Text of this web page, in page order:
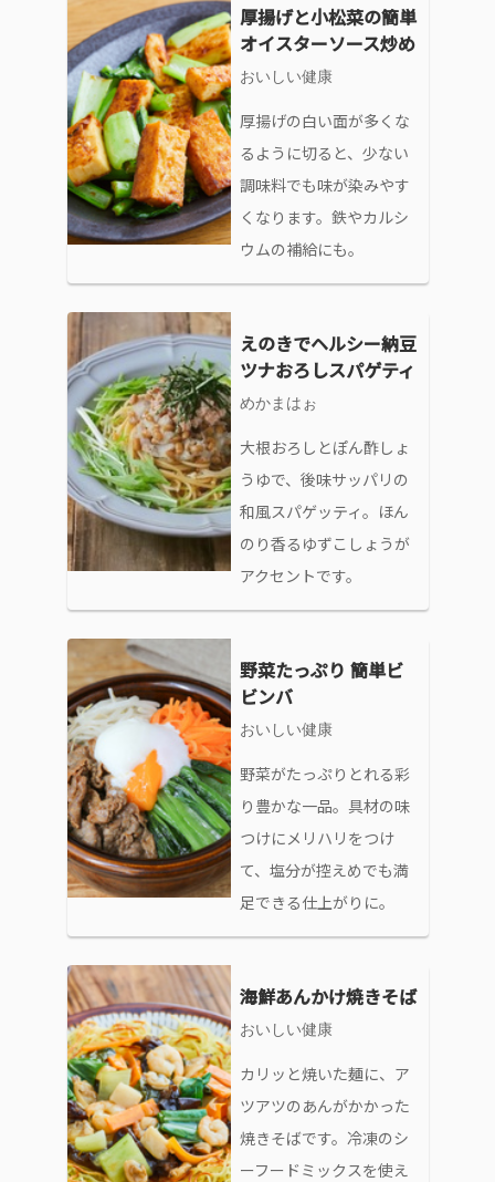
厚揚げと小松菜の簡単
オイスターソース炒め
おいしい健康
厚揚げの白い面が多くな
るように切ると、少ない
調味料でも味が染みやす
くなります。鉄やカルシ
ウムの補給にも。
えのきでヘルシー納豆
ツナおろしスパゲティ
めかまはぉ
大根おろしとぽん酢しょ
うゆで、後味サッパリの
和風スパゲッティ。ほん
のり香るゆずこしょうが
アクセントです。
野菜たっぷり 簡単ビ
ビンバ
おいしい健康
野菜がたっぷりとれる彩
り豊かな一品。具材の味
つけにメリハリをつけ
て、塩分が控えめでも満
足できる仕上がりに。
海鮮あんかけ焼きそば
おいしい健康
カリッと焼いた麺に、ア
ツアツのあんがかかった
焼きそばです。冷凍のシ
ーフードミックスを使え